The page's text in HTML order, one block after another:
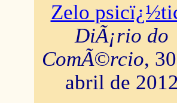
Zelo
DiÃ¡rio do
ComÃ©rcio,
abril de 2012